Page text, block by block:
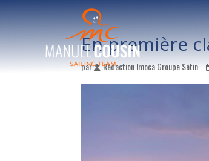
En première
par Rédaction Imoca Groupe Sétin